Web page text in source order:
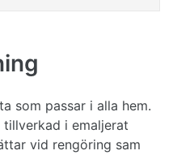
som passar i alla hem.
i emaljerat
vid rengöring sam